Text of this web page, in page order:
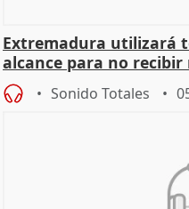
Extremadura utilizará
alcance para no
Sonido Totales